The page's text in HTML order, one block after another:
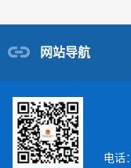
网站导航
电话